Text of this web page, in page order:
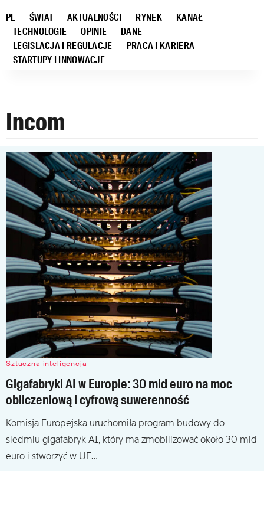
PL ŚWIAT AKTUALNOŚCI RYNEK
KANAŁ
TECHNOLOGIE
OPINIE
DANE
LEGISLACJA I REGULACJE
PRACA I KARIERA
STARTUPY I INNOWACJE
Incom
Sztuczna inteligencja
Gigafabryki AI w Europie: 30 mld euro na moc
obliczeniową i cyfrową suwerenność
Komisja Europejska uruchomiła program budowy do
siedmiu gigafabryk AI, który ma zmobilizować około 30 mld
euro i stworzyć w UE…